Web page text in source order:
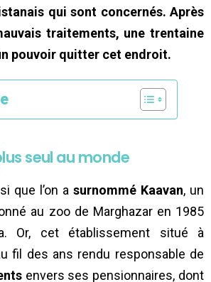
qui sont concernés. Après
traitements, une trentaine
pouvoir quitter cet endroit.
seul au monde
que l’on a surnommé Kaavan, un
au zoo de Marghazar en 1985
Or, cet établissement situé à
fil des ans rendu responsable de
envers ses pensionnaires, dont